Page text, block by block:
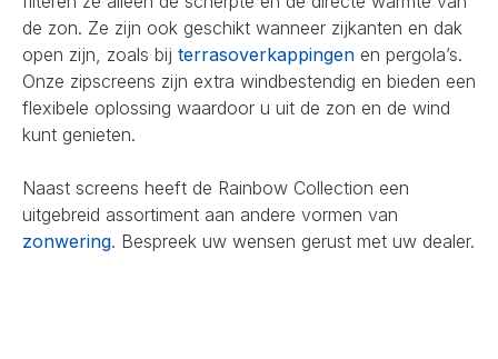
de zon. Ze zijn ook geschikt wanneer zijkanten en dak
open zijn, zoals bij terrasoverkappingen en pergola’s.
Onze zipscreens zijn extra windbestendig en bieden een
flexibele oplossing waardoor u uit de zon en de wind
kunt genieten.
Naast screens heeft de Rainbow Collection een
uitgebreid assortiment aan andere vormen van
zonwering. Bespreek uw wensen gerust met uw dealer.